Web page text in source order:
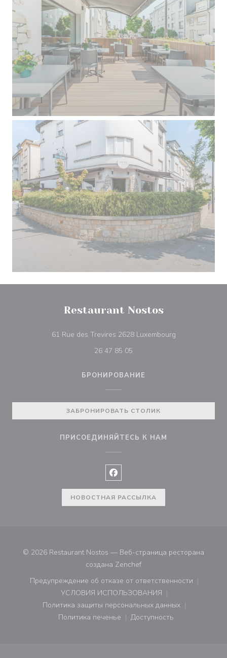
Restaurant Nostos
61 Rue des Trevires 2628 Luxembourg((открывается
26 47 85 05
БРОНИРОВАНИЕ
ЗАБРОНИРОВАТЬ СТОЛИК
ПРИСОЕДИНЯЙТЕСЬ К НАМ
Facebook ((открывается в
НОВОСТНАЯ РАССЫЛКА
© 2026 Restaurant Nostos — Веб-страница ресторана
создана Zenchef((открывается в новом
Предупреждение об отказе от ответственности
((открывается в новом окне))
УСЛОВИЯ ИСПОЛЬЗОВАНИЯ
((открывается в новом окне))
Политика защиты персональных данных
((открывается в новом окне))
Политика печенье
((открывается в новом окне))
Доступность
((открывается в